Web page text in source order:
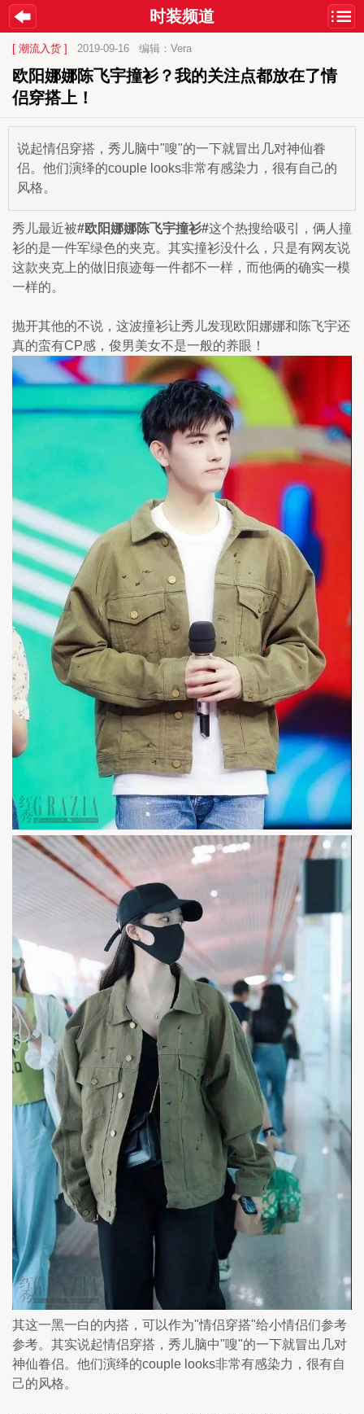
时装频道
[ 潮流入货 ] 2019-09-16 编辑：Vera
欧阳娜娜陈飞宇撞衫？我的关注点都放在了情
侣穿搭上！
说起情侣穿搭，秀儿脑中"嗖"的一下就冒出几对神仙眷
侣。他们演绎的couple looks非常有感染力，很有自己的
风格。
秀儿最近被#欧阳娜娜陈飞宇撞衫#这个热搜给吸引，俩人撞
衫的是一件军绿色的夹克。其实撞衫没什么，只是有网友说
这款夹克上的做旧痕迹每一件都不一样，而他俩的确实一模
一样的。
抛开其他的不说，这波撞衫让秀儿发现欧阳娜娜和陈飞宇还
真的蛮有CP感，俊男美女不是一般的养眼！
其这一黑一白的内搭，可以作为"情侣穿搭"给小情侣们参考
参考。其实说起情侣穿搭，秀儿脑中"嗖"的一下就冒出几对
神仙眷侣。他们演绎的couple looks非常有感染力，很有自
己的风格。